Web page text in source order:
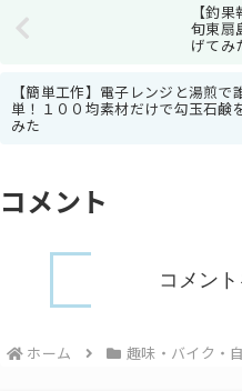
【釣
旬東扇
げてみ
【簡単工作】電子レンジと湯煎で
単！１００均素材だけで勾玉石鹸
みた
コメント
コメン
ホーム 趣味・バイク・